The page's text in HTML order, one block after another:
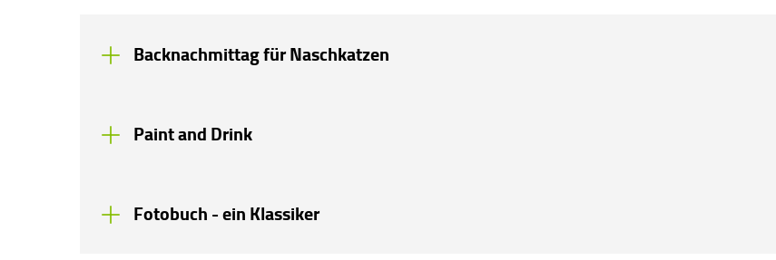
Backnachmittag für Naschkatzen
Paint and Drink
Fotobuch - ein Klassiker